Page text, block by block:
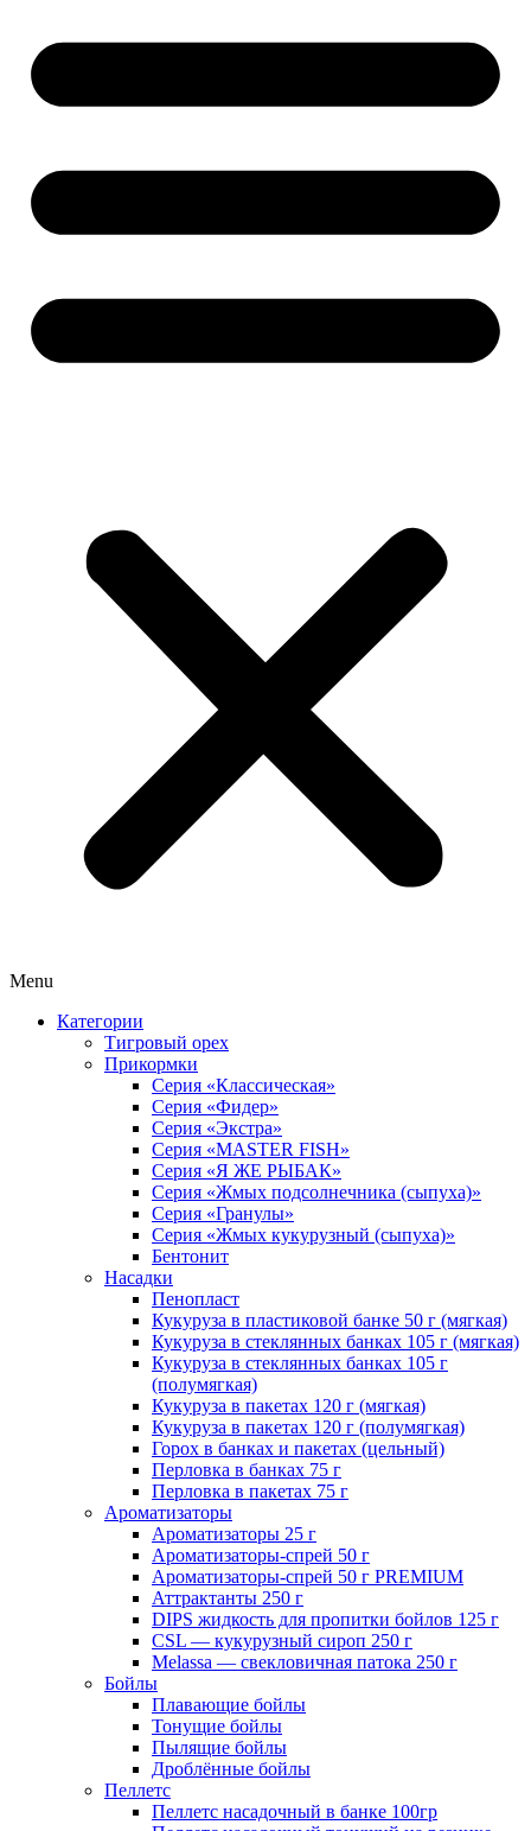
Menu
Категории
Тигровый орех
Прикормки
Серия «Классическая»
Серия «Фидер»
Серия «Экстра»
Серия «MASTER FISH»
Серия «Я ЖЕ РЫБАК»
Серия «Жмых подсолнечника (сыпуха)»
Cерия «Гранулы»
Серия «Жмых кукурузный (сыпуха)»
Бентонит
Насадки
Пенопласт
Кукуруза в пластиковой банке 50 г (мягкая)
Кукуруза в стеклянных банках 105 г (мягкая)
Кукуруза в стеклянных банках 105 г
(полумягкая)
Кукуруза в пакетах 120 г (мягкая)
Кукуруза в пакетах 120 г (полумягкая)
Горох в банках и пакетах (цельный)
Перловка в банках 75 г
Перловка в пакетах 75 г
Ароматизаторы
Ароматизаторы 25 г
Ароматизаторы-спрей 50 г
Ароматизаторы-спрей 50 г PREMIUM
Аттрактанты 250 г
DIPS жидкость для пропитки бойлов 125 г
CSL — кукурузный сироп 250 г
Melassa — свекловичная патока 250 г
Бойлы
Плавающие бойлы
Тонущие бойлы
Пылящие бойлы
Дроблённые бойлы
Пеллетс
Пеллетс насадочный в банке 100гр